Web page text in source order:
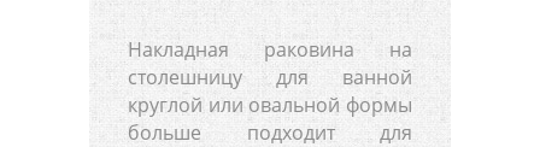
Накладная раковина на
столешницу для ванной
круглой или овальной формы
больше подходит для